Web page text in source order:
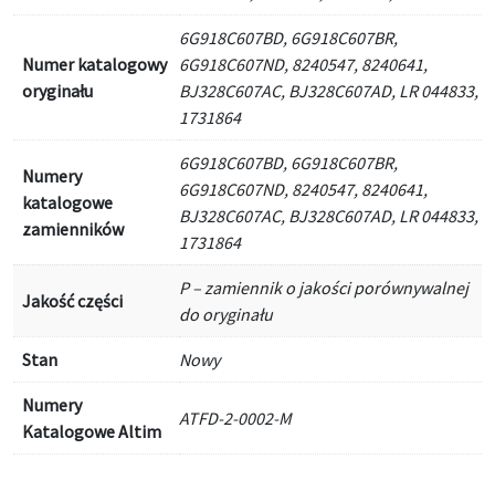
Numer katalogowy
oryginału
6G918C607BD, 6G918C607BR,
6G918C607ND, 8240547, 8240641,
BJ328C607AC, BJ328C607AD, LR 044833,
1731864
Numery
katalogowe
zamienników
6G918C607BD, 6G918C607BR,
6G918C607ND, 8240547, 8240641,
BJ328C607AC, BJ328C607AD, LR 044833,
1731864
Jakość części
P – zamiennik o jakości porównywalnej
do oryginału
Stan Nowy
Numery
Katalogowe Altim
ATFD-2-0002-M